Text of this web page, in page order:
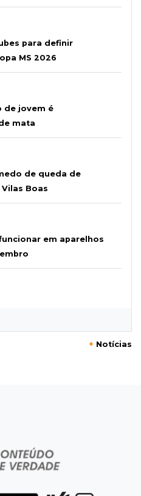
para definir
MS 2026
de jovem é
mata
de queda de
Boas
em aparelhos
909 novas
perde
Antártica
+ Notícias